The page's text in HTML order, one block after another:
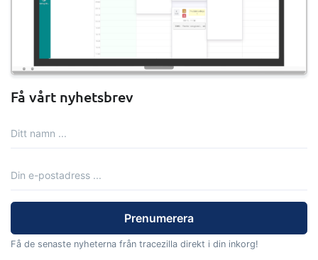
Få vårt nyhetsbrev
Få de senaste nyheterna från tracezilla direkt i din inkorg!